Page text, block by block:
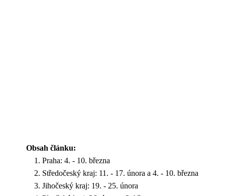
Obsah článku:
Praha: 4. - 10. března
Středočeský kraj: 11. - 17. února a 4. - 10. března
Jihočeský kraj: 19. - 25. února